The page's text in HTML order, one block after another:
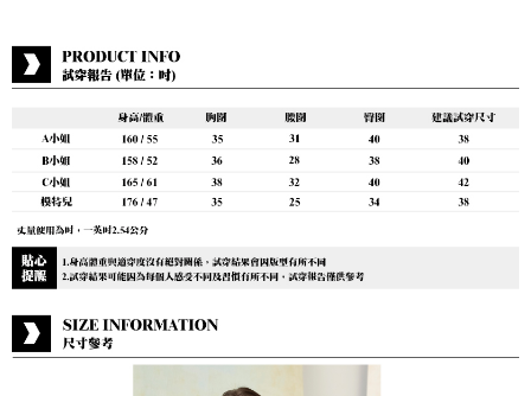
貨到付款
每筆NT$80，滿NT$888(含以上)免運費